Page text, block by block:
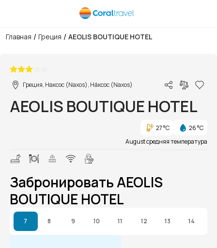
Главная / Греция / AEOLIS BOUTIQUE HOTEL
Греция, Наксос (Naxos), На́ксос (Naxos)
AEOLIS BOUTIQUE HOTEL
27 °C
26 °C
August средняя температура
Забронировать AEOLIS
BOUTIQUE HOTEL
7 8 9 10 11 12 13 14